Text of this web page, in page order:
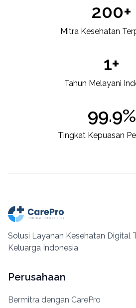
200+
Mitra Kesehatan
1+
Tahun Melayani
99.9%
Tingkat Kepuasan
Solusi Layanan Kesehatan Digital
Keluarga Indonesia
Perusahaan
Bermitra dengan CarePro